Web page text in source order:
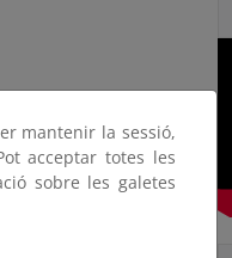
mantenir la sessió,
acceptar totes les
sobre les galetes